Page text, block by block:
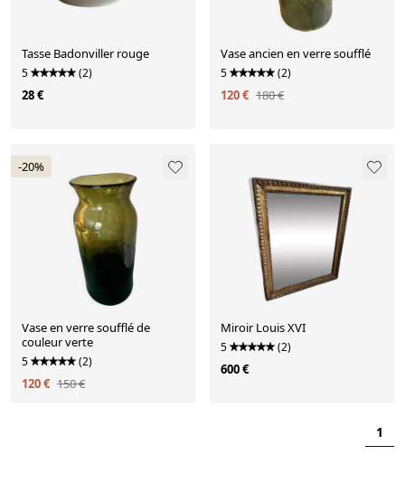
Tasse Badonviller rouge
5 (2)
28 €
Vase ancien en verre soufflé
5 (2)
120 € 180 €
-20%
Vase en verre soufflé de
couleur verte
5 (2)
120 € 150 €
Miroir Louis XVI
5 (2)
600 €
1